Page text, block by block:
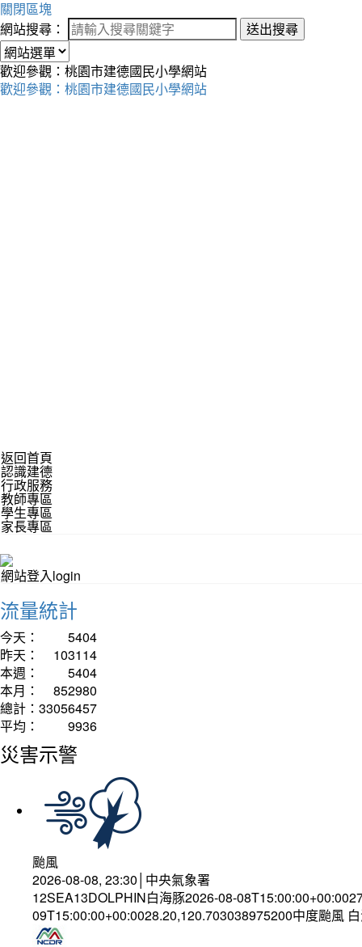
關閉區塊
網站搜尋：
送出搜尋
歡迎參觀：桃園市建德國民小學網站
歡迎參觀：桃園市建德國民小學網站
返回首頁
認識建德
行政服務
教師專區
學生專區
家長專區
網站登入login
流量統計
今天：
5404
昨天：
103114
本週：
5404
本月：
852980
總計： 33056457
平均：
9936
災害示警
颱風
2026-08-08, 23:30│中央氣象署
12SEA13DOLPHIN白海豚2026-08-
09T15:00:00+00:0028.20,120.703038975200中度颱風